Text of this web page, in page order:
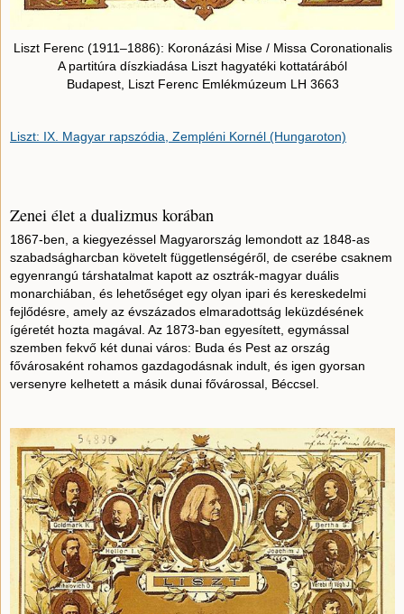
Liszt Ferenc (1911–1886): Koronázási Mise / Missa Coronationalis
A partitúra díszkiadása Liszt hagyatéki kottatárából
Budapest, Liszt Ferenc Emlékmúzeum LH 3663
Liszt: IX. Magyar rapszódia, Zempléni Kornél (Hungaroton)
Zenei élet a dualizmus korában
1867-ben, a kiegyezéssel Magyarország lemondott az 1848-as
szabadságharcban követelt függetlenségéről, de cserébe csaknem
egyenrangú társhatalmat kapott az osztrák-magyar duális
monarchiában, és lehetőséget egy olyan ipari és kereskedelmi
fejlődésre, amely az évszázados elmaradottság leküzdésének
ígéretét hozta magával. Az 1873-ban egyesített, egymással
szemben fekvő két dunai város: Buda és Pest az ország
fővárosaként rohamos gazdagodásnak indult, és igen gyorsan
versenyre kelhetett a másik dunai fővárossal, Béccsel.